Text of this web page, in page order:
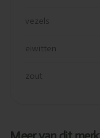
vezels
eiwitten
zout